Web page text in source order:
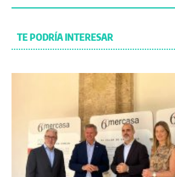
TE PODRÍA INTERESAR